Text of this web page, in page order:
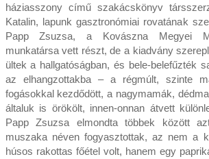
háziasszony című szakácskönyv
Katalin, lapunk gasztronómiai rovatának
Papp Zsuzsa, a Kovászna Megyei
munkatársa vett részt, de a kiadvány
ültek a hallgatóságban, és bele-belefűzték
az elhangzottakba – a régmúlt, szinte
fogásokkal kezdődött, a nagymamák,
általuk is örökölt, innen-onnan átvett
Papp Zsuzsa elmondta többek között
muszaka néven fogyasztottak, az nem a
húsos rakottas főétel volt, hanem egy